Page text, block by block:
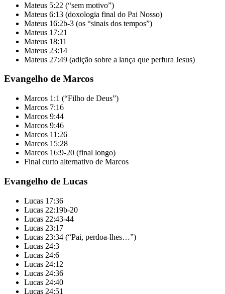
Mateus 5:22 (“sem motivo”)
Mateus 6:13 (doxologia final do Pai Nosso)
Mateus 16:2b-3 (os “sinais dos tempos”)
Mateus 17:21
Mateus 18:11
Mateus 23:14
Mateus 27:49 (adição sobre a lança que perfura Jesus)
Evangelho de Marcos
Marcos 1:1 (“Filho de Deus”)
Marcos 7:16
Marcos 9:44
Marcos 9:46
Marcos 11:26
Marcos 15:28
Marcos 16:9-20 (final longo)
Final curto alternativo de Marcos
Evangelho de Lucas
Lucas 17:36
Lucas 22:19b-20
Lucas 22:43-44
Lucas 23:17
Lucas 23:34 (“Pai, perdoa-lhes…”)
Lucas 24:3
Lucas 24:6
Lucas 24:12
Lucas 24:36
Lucas 24:40
Lucas 24:51